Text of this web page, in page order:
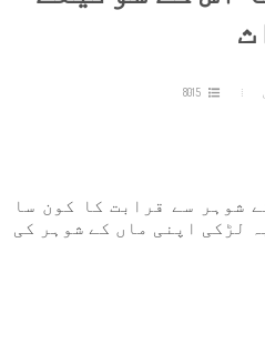
شوہر سے قرابت کا کون سا
لڑکی اپنی ماں کے شوہر کی